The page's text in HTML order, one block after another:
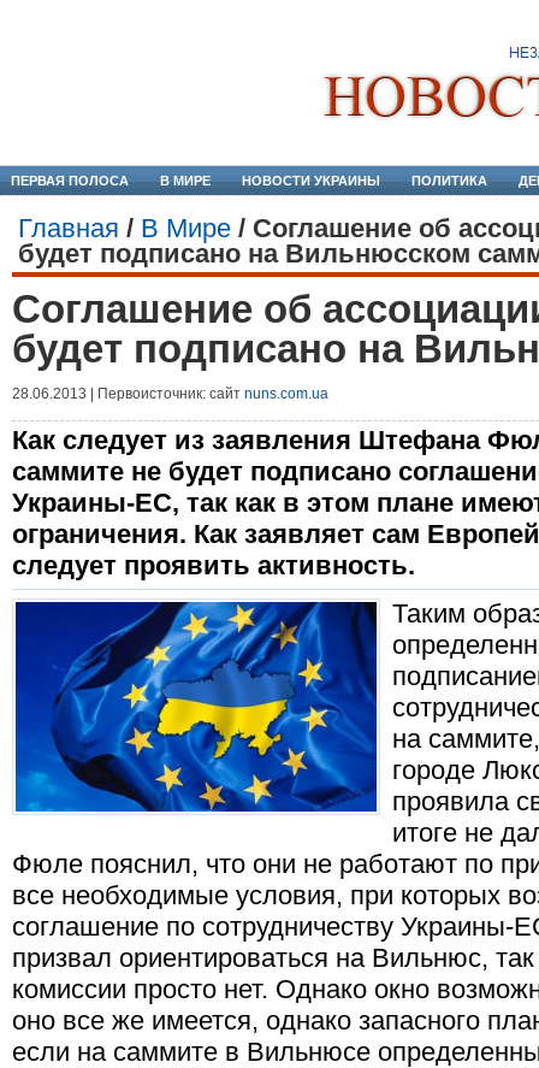
ПЕРВАЯ ПОЛОСА В МИРЕ НОВОСТИ УКРАИНЫ ПОЛИТИКА
Главная / В Мире / Соглашение об
будет подписано на Вильнюсском
Соглашение об
будет подписано на
28.06.2013 | Первоисточник: сайт nuns.com.ua
Как следует из заявления Штефана
саммите не будет подписано
Украины-ЕС, так как в этом плане
ограничения. Как заявляет сам
следует проявить активность.
Таким
на
городе
проявила
итоге не
Фюле пояснил, что они не работают по
все необходимые условия, при которых
соглашение по сотрудничеству Украины-
призвал ориентироваться на Вильнюс,
комиссии просто нет. Однако окно
оно все же имеется, однако запасного
если на саммите в Вильнюсе